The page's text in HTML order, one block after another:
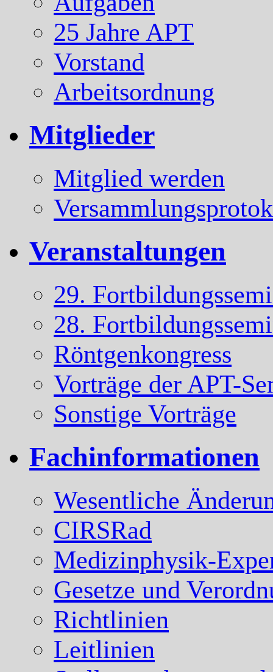
25 Jahre APT
Vorstand
Arbeitsordnung
Mitglieder
Mitglied werden
Veranstaltungen
29.
28.
Röntgenkongress
Vorträge der APT-
Sonstige Vorträge
Fachinformationen
Wesentliche
CIRSRad
Medizinphysik-
Gesetze und
Richtlinien
Leitlinien